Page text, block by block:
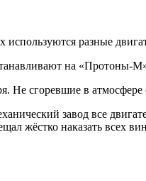
используются разные
на «Протоны-
Не сгоревшие в
завод все
жёстко наказать всех